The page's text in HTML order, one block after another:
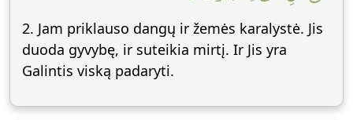
2. Jam priklauso dangų ir žemės karalystė. Jis
duoda gyvybę, ir suteikia mirtį. Ir Jis yra
Galintis viską padaryti.